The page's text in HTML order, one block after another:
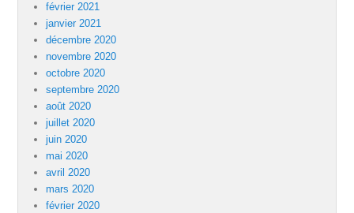
février 2021
janvier 2021
décembre 2020
novembre 2020
octobre 2020
septembre 2020
août 2020
juillet 2020
juin 2020
mai 2020
avril 2020
mars 2020
février 2020